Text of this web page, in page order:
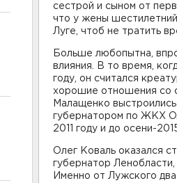
сестрой и сыном от
что у жены
Луге, чтоб не тратить
Больше любопытна,
влияния. В то время,
году, он считался
хорошие отношения со
Малащенко
губернатором по ЖКХ
2011 году и до осени-
Олег Коваль оказался
губернатор
Именно от Лужского